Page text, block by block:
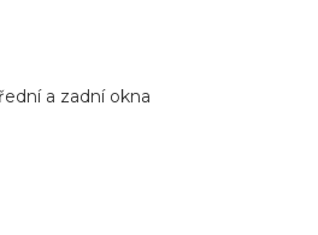
a zadní okna